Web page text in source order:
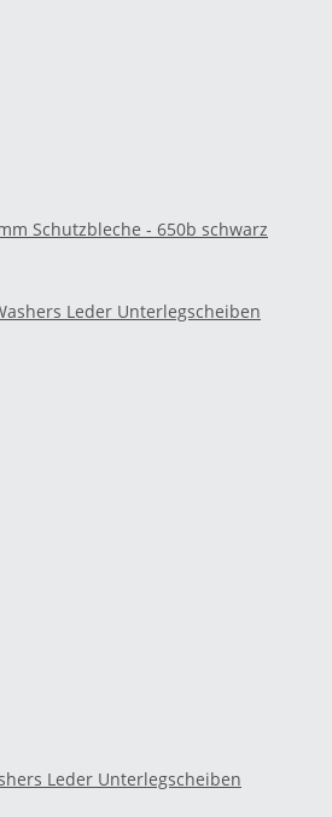
Schutzbleche - 650b schwarz
Leder Unterlegscheiben